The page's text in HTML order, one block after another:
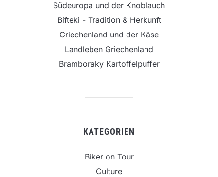
Südeuropa und der Knoblauch
Bifteki - Tradition & Herkunft
Griechenland und der Käse
Landleben Griechenland
Bramboraky Kartoffelpuffer
KATEGORIEN
Biker on Tour
Culture